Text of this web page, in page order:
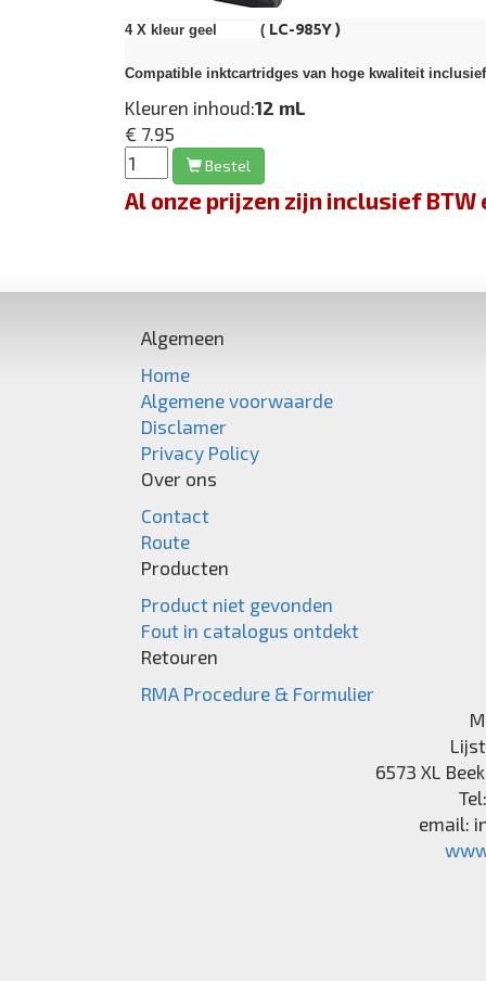
4 X kleur geel ( LC-985Y )
Compatible inktcartridges van hoge kwaliteit
Kleuren inhoud:12 mL
€ 7.95
Bestel
Al onze prijzen zijn inclusief
Algemeen
Home
Algemene voorwaarde
Disclamer
Privacy Policy
Over ons
Contact
Route
Producten
Product niet gevonden
Fout in catalogus ontdekt
Retouren
RMA Procedure & Formulier
6573 XL
email: